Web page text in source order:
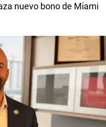
nuevo bono de Miami